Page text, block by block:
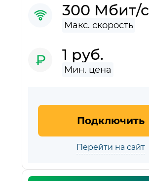
300 Мбит/с
1 руб.
Подключить
Перейти на сайт